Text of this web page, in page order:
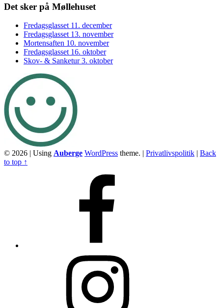
Footer
sidebar
Det sker på Møllehuset
Fredagsglasset 11. december
Fredagsglasset 13. november
Mortensaften 10. november
Fredagsglasset 16. oktober
Skov- & Sanketur 3. oktober
© 2026 | Using Auberge WordPress theme. | Privatlivspolitik | Back
to top ↑